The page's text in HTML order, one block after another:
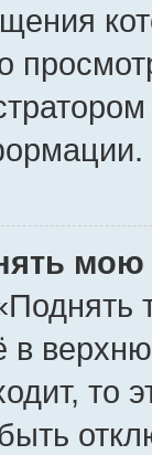
мою
в
то